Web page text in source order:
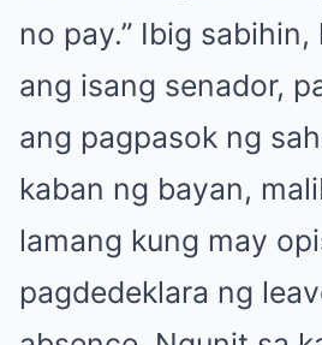
no pay.” Ibig
ang isang senador,
ang pagpasok ng
kaban ng bayan,
lamang kung may
pagdedeklara ng